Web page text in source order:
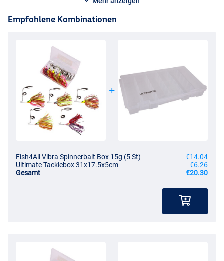
Empfohlene Kombinationen
Fish4All Vibra Spinnerbait Box 15g (5 St)
€14.04
Ultimate Tacklebox 31x17.5x5cm
€6.26
Gesamt
€20.30